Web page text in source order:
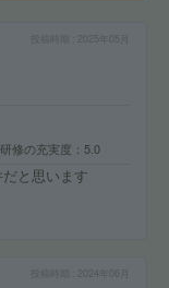
2025年05月
修の充実度 5.0
と思います
2024年06月